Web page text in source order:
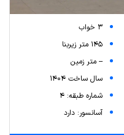
3 خواب
145 متر زیربنا
-- متر زمین
سال ساخت 1404
شماره طبقه: 4
آسانسور: دارد